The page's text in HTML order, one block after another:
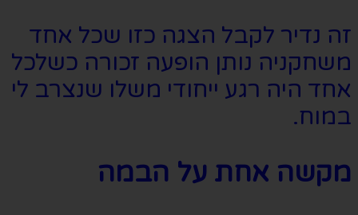
זה נדיר לקבל הצגה כזו שכל אחד
משחקניה נותן הופעה זכורה כשלכל
אחד היה רגע ייחודי משלו שנצרב לי
במוח.
מקשה אחת על הבמה